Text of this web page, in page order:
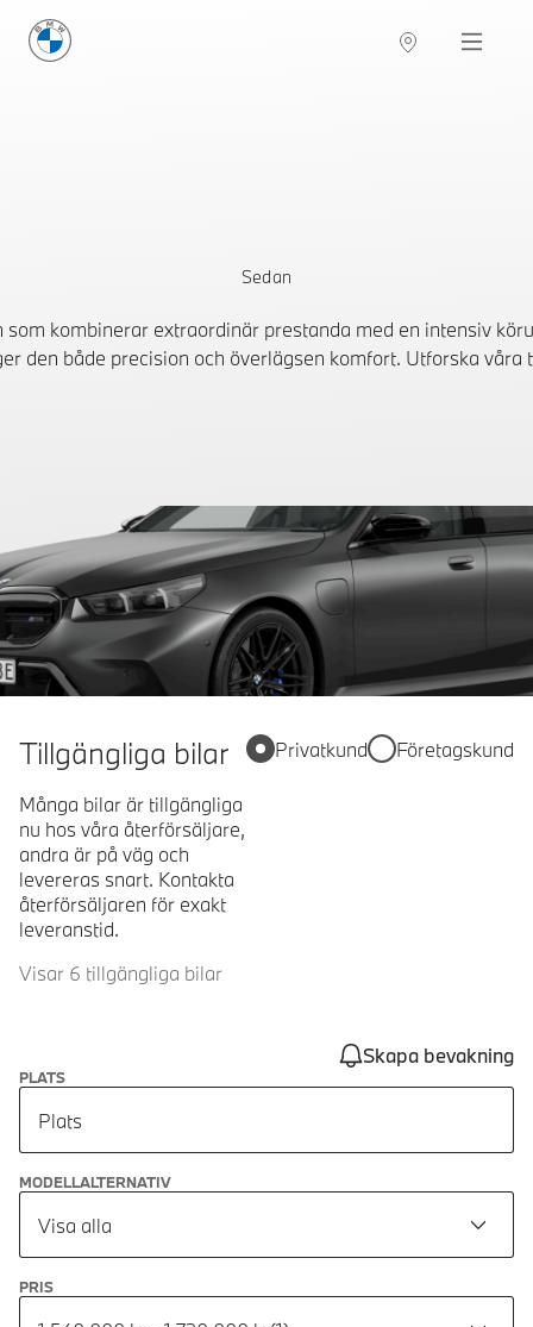
BMW Sverige Navigation
Sedan
kombinerar extraordinär prestanda med en intensiv
den både precision och överlägsen komfort. Utforska
Tillgängliga bilar
Många bilar är tillgängliga
nu hos våra återförsäljare,
andra är på väg och
levereras snart. Kontakta
återförsäljaren för exakt
leveranstid.
Visar 6 tillgängliga bilar
Privatkund Företagskund
Skapa bevakning
PLATS
Plats
MODELLALTERNATIV
Visa alla
PRIS